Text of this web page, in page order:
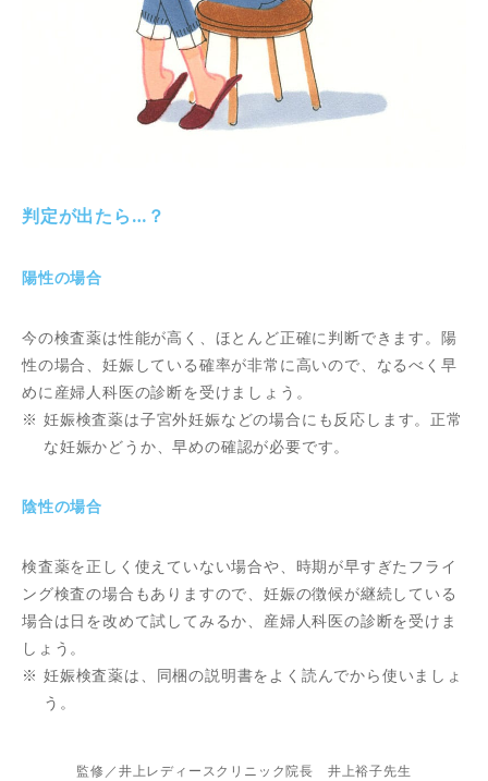
判定が出たら…？
陽性の場合
今の検査薬は性能が高く、ほとんど正確に判断できます。陽
性の場合、妊娠している確率が非常に高いので、なるべく早
めに産婦人科医の診断を受けましょう。
※ 妊娠検査薬は子宮外妊娠などの場合にも反応します。正常
な妊娠かどうか、早めの確認が必要です。
陰性の場合
検査薬を正しく使えていない場合や、時期が早すぎたフライ
ング検査の場合もありますので、妊娠の徴候が継続している
場合は日を改めて試してみるか、産婦人科医の診断を受けま
しょう。
※ 妊娠検査薬は、同梱の説明書をよく読んでから使いましょ
う。
監修／井上レディースクリニック院長 井上裕子先生